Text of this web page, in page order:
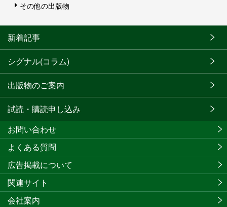
その他の出版物
新着記事
シグナル(コラム)
出版物のご案内
試読・購読申し込み
お問い合わせ
よくある質問
広告掲載について
関連サイト
会社案内